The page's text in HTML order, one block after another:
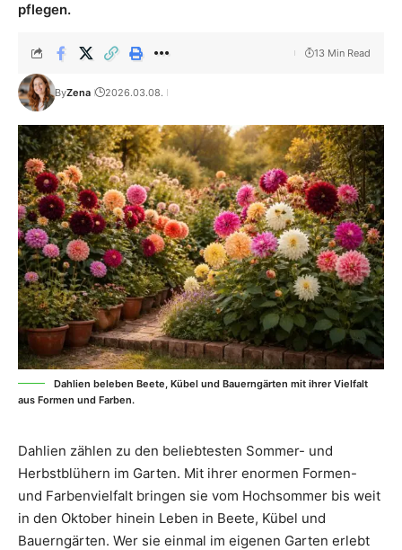
pflegen.
ByZena 2026.03.08.
13 Min Read
Dahlien beleben Beete, Kübel und Bauerngärten mit ihrer Vielfalt
aus Formen und Farben.
Dahlien zählen zu den beliebtesten Sommer- und
Herbstblühern im Garten. Mit ihrer enormen Formen-
und Farbenvielfalt bringen sie vom Hochsommer bis weit
in den Oktober hinein Leben in Beete, Kübel und
Bauerngärten. Wer sie einmal im eigenen Garten erlebt